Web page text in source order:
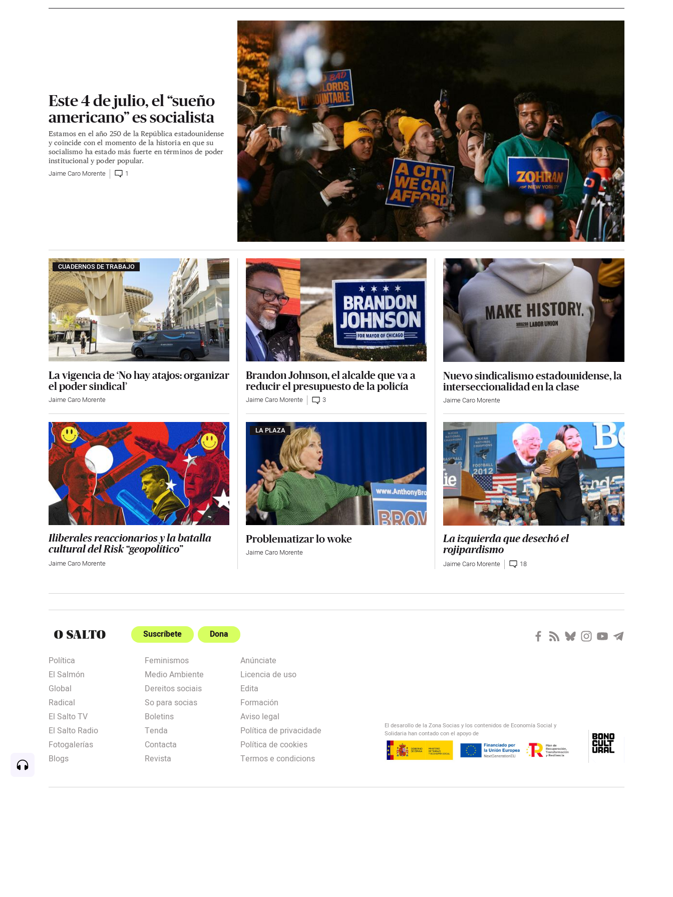
Este 4 de julio, el “sueño
americano” es socialista
Estamos en el año 250 de la República estadounidense
y coincide con el momento de la historia en que su
socialismo ha estado más fuerte en términos de poder
institucional y poder popular.
Jaime Caro Morente 1
CUADERNOS DE TRABAJO
La vigencia de ‘No hay atajos: organizar
el poder sindical’
Jaime Caro Morente
Brandon Johnson, el alcalde que va a
reducir el presupuesto de la policía
Jaime Caro Morente 3
Nuevo sindicalismo estadounidense, la
interseccionalidad en la clase
Jaime Caro Morente
Iliberales reaccionarios y la batalla
cultural del Risk “geopolítico”
Jaime Caro Morente
LA PLAZA
Problematizar lo woke
Jaime Caro Morente
La izquierda que desechó el
rojipardismo
Jaime Caro Morente 18
Suscríbete Dona
Política
El Salmón
Global
Radical
El Salto TV
El Salto Radio
Fotogalerías
Blogs
Feminismos
Medio Ambiente
Dereitos sociais
So para socias
Boletins
Tenda
Contacta
Revista
Anúnciate
Licencia de uso
Edita
Formación
Aviso legal
Política de privacidade
Política de cookies
Termos e condicions
El desarollo de la Zona Socias y los contenidos de Economía Social y
Solidaria han contado con el apoyo de